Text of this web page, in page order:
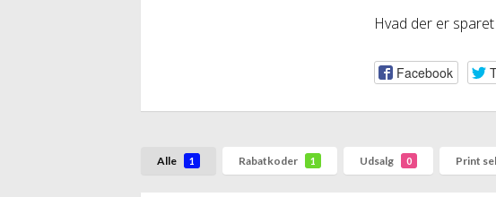
Hvad der er
Facebook
Alle 1 Rabatkoder 1 Udsalg 0 Print